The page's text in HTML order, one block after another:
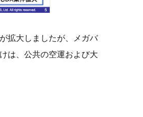
拡大しましたが、メガバ
は、公共の空運および大